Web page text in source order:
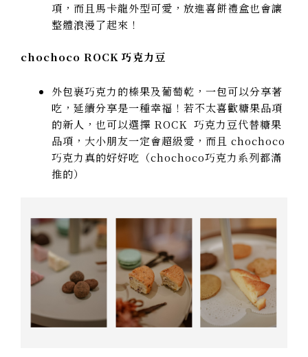
項，而且馬卡龍外型可愛，放進喜餅禮盒也會讓
整體浪漫了起來！
chochoco ROCK 巧克力豆
外包裹巧克力的榛果及葡萄乾，一包可以分享著
吃，延續分享是一種幸福！若不太喜歡糖果品項
的新人，也可以選擇 ROCK 巧克力豆代替糖果
品項，大小朋友一定會超級愛，而且 chochoco
巧克力真的好好吃（chochoco巧克力系列都滿
推的）